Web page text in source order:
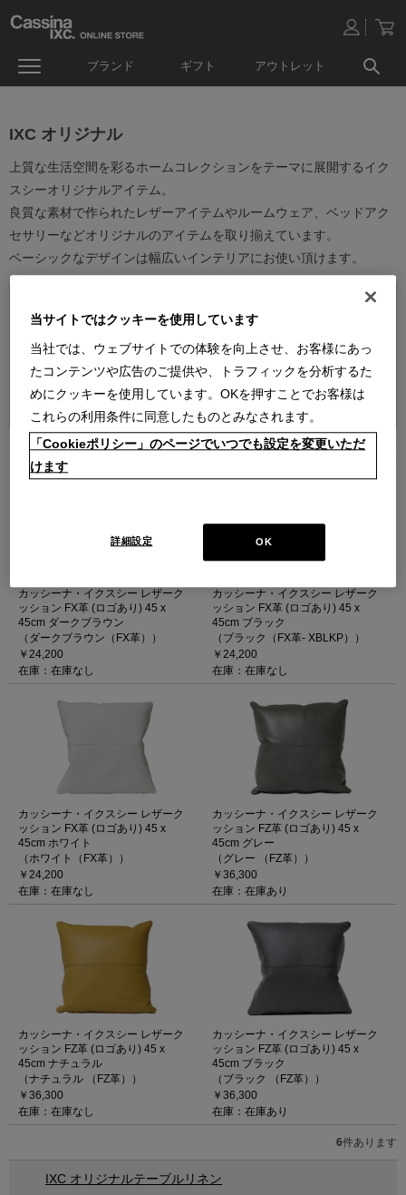
ブランド ギフト アウトレット
IXC オリジナル
上質な生活空間を彩るホームコレクションをテーマに展開するイク
スシーオリジナルアイテム。
良質な素材で作られたレザーアイテムやルームウェア、ベッドアク
セサリーなどオリジナルのアイテムを取り揃えています。
ベーシックなデザインは幅広いインテリアにお使い頂けます。
並べ替え：
6件あります
カッシーナ・イクスシー レザーク
ッション FX革 (ロゴあり) 45 x
45cm ダークブラウン
（ダークブラウン（FX革））
￥24,200
在庫：在庫なし
カッシーナ・イクスシー レザーク
ッション FX革 (ロゴあり) 45 x
45cm ブラック
（ブラック（FX革- XBLKP））
￥24,200
在庫：在庫なし
カッシーナ・イクスシー レザーク
ッション FX革 (ロゴあり) 45 x
45cm ホワイト
（ホワイト（FX革））
￥24,200
在庫：在庫なし
カッシーナ・イクスシー レザーク
ッション FZ革 (ロゴあり) 45 x
45cm グレー
（グレー （FZ革））
￥36,300
在庫：在庫あり
カッシーナ・イクスシー レザーク
ッション FZ革 (ロゴあり) 45 x
45cm ナチュラル
（ナチュラル （FZ革））
￥36,300
在庫：在庫なし
カッシーナ・イクスシー レザーク
ッション FZ革 (ロゴあり) 45 x
45cm ブラック
（ブラック （FZ革））
￥36,300
在庫：在庫あり
6件あります
IXC オリジナルテーブルリネン
当サイトではクッキーを使用しています
当社では、ウェブサイトでの体験を向上させ、お客様にあっ
たコンテンツや広告のご提供や、トラフィックを分析するた
めにクッキーを使用しています。OKを押すことでお客様は
これらの利用条件に同意したものとみなされます。
「Cookieポリシー」のページでいつでも設定を変更いただ
けます
OK
詳細設定